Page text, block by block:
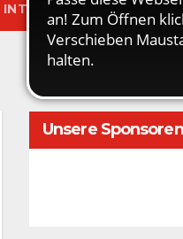
INTERAKTIV
Unsere Sponsoren